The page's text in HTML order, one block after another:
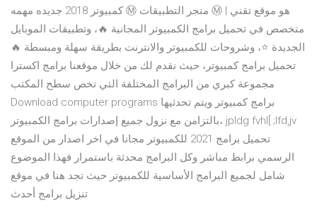
كمبيوتر 2018 جديده مهمه Ⓜ️ متجر التطبيقات Ⓜ️ | هو موقع تقني
متخصص في تحميل برامج الكمبيوتر المجانية 🔥، وتطبيقات الموبايل
الجديدة ⭐️، وشروحات للكمبيوتر والانترنت بطريقة سهلة ومبسطة 🔥
تحميل برامج كمبيوتر، حيث نقدم لك من خلال موقعنا برامج اكسترا
مجموعة كبري من البرامج المختلفة التي تخص سطح المكتب
Download computer programs برامج كمبيوتر ويتم تحدثيها
بالتزامن مع نزول جميع إصدارات برامج الكمبيوتر، jpldg fvhl[ ;lfd,jv
تحميل برامج 2021 للكمبيوتر مجانا في اخر اصدار من الموقع
الرسمي برابط مباشر وكل البرامج محدثة باستمرار فهذا الموضوع
شامل لجميع البرامج الأساسية للكمبيوتر حيث تجد هنا في موقع
تنزيل برامج أحدث